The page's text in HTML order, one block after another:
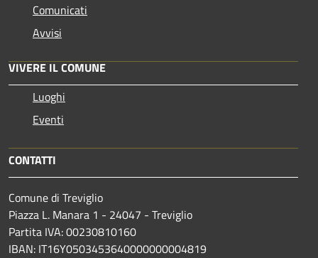
Comunicati
Avvisi
VIVERE IL COMUNE
Luoghi
Eventi
CONTATTI
Comune di Treviglio
Piazza L. Manara 1 - 24047 - Treviglio
Partita IVA: 00230810160
IBAN: IT16Y0503453640000000004819